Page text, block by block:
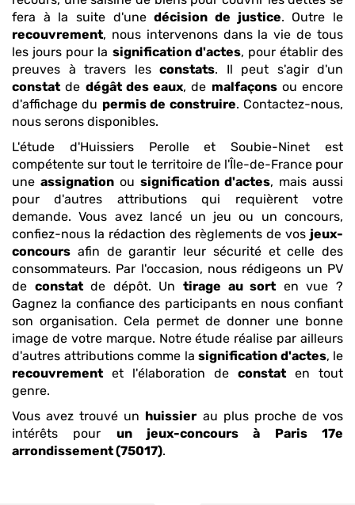
fera à la suite d'unedécision de justice. Outre le
recouvrement, nous intervenons dans la vie de tous
les jours pour la signification d'actes, pour établir des
preuves à travers les constats. Il peut s'agir d'un
constat de dégât des eaux, de malfaçonsou encore
d'affichage du permis de construire. Contactez-nous,
nous serons disponibles.
L'étude d'Huissiers Perolle et Soubie-Ninet est
compétente sur tout le territoire de l'Île-de-France pour
une assignation ou signification d'actes, mais aussi
pour d'autres attributions qui requièrent votre
demande. Vous avez lancé un jeu ou un concours,
confiez-nous la rédaction des règlements de vos jeux-
concours afin de garantir leur sécurité et celle des
consommateurs. Par l'occasion, nous rédigeons un PV
de constatde dépôt. Untirage au sort en vue ?
Gagnez la confiance des participants en nous confiant
son organisation. Cela permet de donner une bonne
image de votre marque. Notre étude réalise par ailleurs
d'autres attributions comme la signification d'actes, le
recouvrement et l'élaboration de constat en tout
genre.
Vous avez trouvé un huissier au plus proche de vos
intérêts pour un jeux-concours
à Paris 17e
arrondissement (75017).